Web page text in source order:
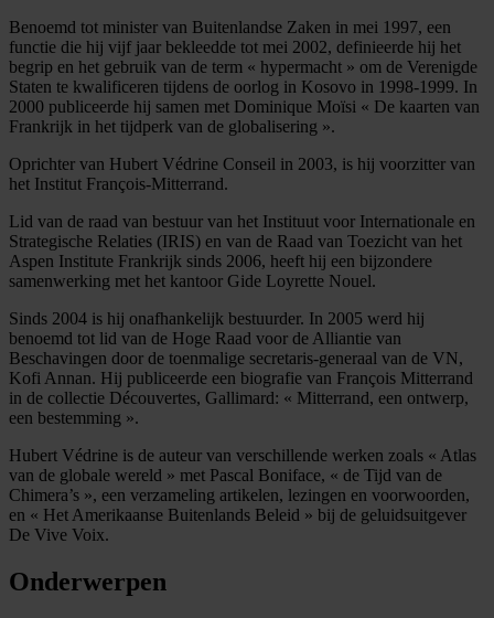
Benoemd tot minister van Buitenlandse Zaken in mei 1997, een
functie die hij vijf jaar bekleedde tot mei 2002, definieerde hij het
begrip en het gebruik van de term « hypermacht » om de Verenigde
Staten te kwalificeren tijdens de oorlog in Kosovo in 1998-1999. In
2000 publiceerde hij samen met Dominique Moïsi « De kaarten van
Frankrijk in het tijdperk van de globalisering ».
Oprichter van Hubert Védrine Conseil in 2003, is hij voorzitter van
het Institut François-Mitterrand.
Lid van de raad van bestuur van het Instituut voor Internationale en
Strategische Relaties (IRIS) en van de Raad van Toezicht van het
Aspen Institute Frankrijk sinds 2006, heeft hij een bijzondere
samenwerking met het kantoor Gide Loyrette Nouel.
Sinds 2004 is hij onafhankelijk bestuurder. In 2005 werd hij
benoemd tot lid van de Hoge Raad voor de Alliantie van
Beschavingen door de toenmalige secretaris-generaal van de VN,
Kofi Annan. Hij publiceerde een biografie van François Mitterrand
in de collectie Découvertes, Gallimard: « Mitterrand, een ontwerp,
een bestemming ».
Hubert Védrine is de auteur van verschillende werken zoals « Atlas
van de globale wereld » met Pascal Boniface, « de Tijd van de
Chimera’s », een verzameling artikelen, lezingen en voorwoorden,
en « Het Amerikaanse Buitenlands Beleid » bij de geluidsuitgever
De Vive Voix.
Onderwerpen